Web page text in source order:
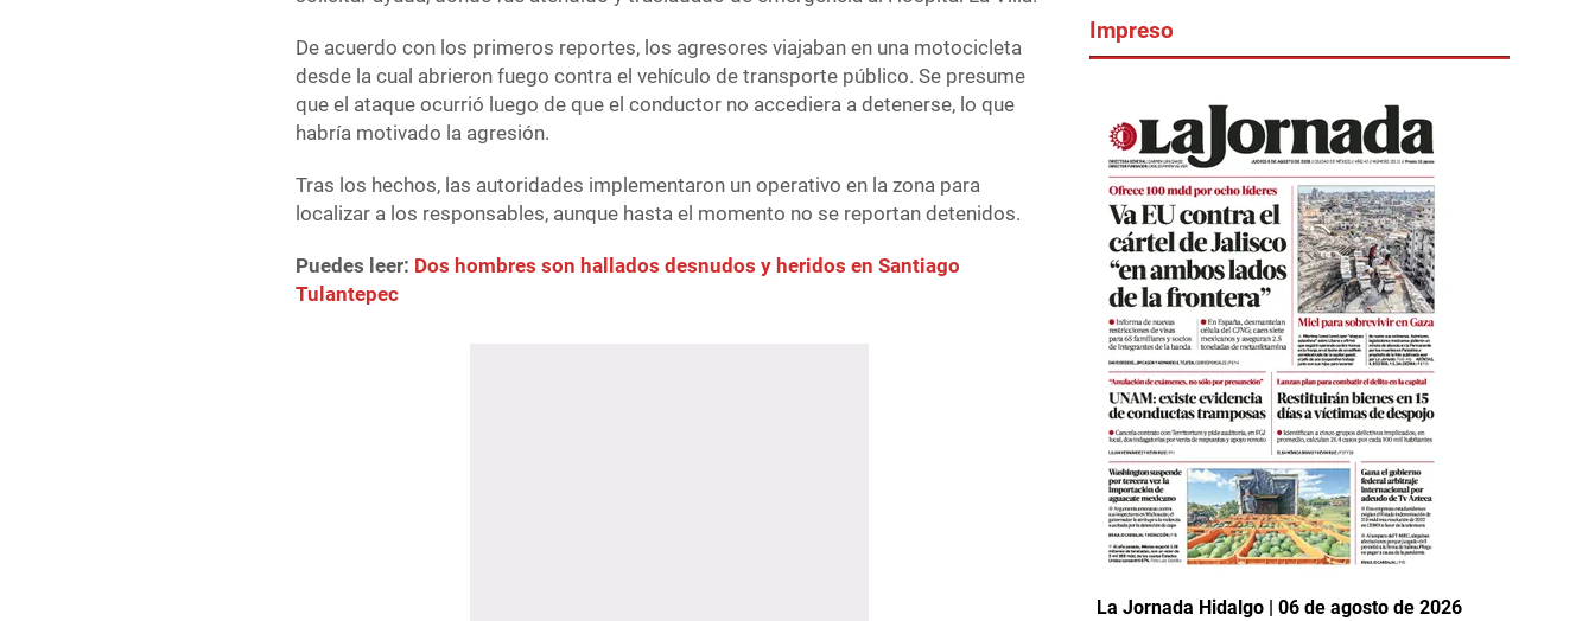
De acuerdo con los primeros reportes, los agresores viajaban en una motocicleta
desde la cual abrieron fuego contra el vehículo de transporte público. Se presume
que el ataque ocurrió luego de que el conductor no accediera a detenerse, lo que
habría motivado la agresión.
Tras los hechos, las autoridades implementaron un operativo en la zona para
localizar a los responsables, aunque hasta el momento no se reportan detenidos.
Puedes leer: Dos hombres son hallados desnudos y heridos en Santiago
Tulantepec
Impreso
La Jornada Hidalgo | 06 de agosto de 2026